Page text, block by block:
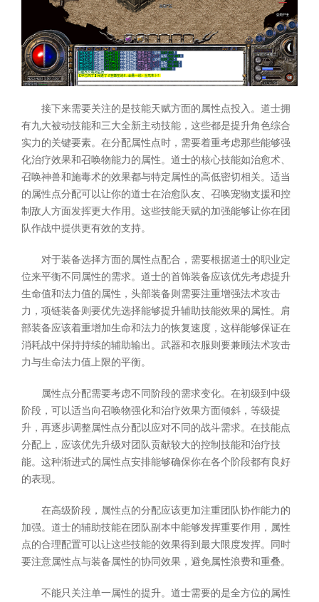
接下来需要关注的是技能天赋方面的属性点投入。道士拥
有九大被动技能和三大全新主动技能，这些都是提升角色综合
实力的关键要素。在分配属性点时，需要着重考虑那些能够强
化治疗效果和召唤物能力的属性。道士的核心技能如治愈术、
召唤神兽和施毒术的效果都与特定属性的高低密切相关。适当
的属性点分配可以让你的道士在治愈队友、召唤宠物支援和控
制敌人方面发挥更大作用。这些技能天赋的加强能够让你在团
队作战中提供更有效的支持。
对于装备选择方面的属性点配合，需要根据道士的职业定
位来平衡不同属性的需求。道士的首饰装备应该优先考虑提升
生命值和法力值的属性，头部装备则需要注重增强法术攻击
力，项链装备则要优先选择能够提升辅助技能效果的属性。肩
部装备应该着重增加生命和法力的恢复速度，这样能够保证在
消耗战中保持持续的辅助输出。武器和衣服则要兼顾法术攻击
力与生命法力值上限的平衡。
属性点分配需要考虑不同阶段的需求变化。在初级到中级
阶段，可以适当向召唤物强化和治疗效果方面倾斜，等级提
升，再逐步调整属性点分配以应对不同的战斗需求。在技能点
分配上，应该优先升级对团队贡献较大的控制技能和治疗技
能。这种渐进式的属性点安排能够确保你在各个阶段都有良好
的表现。
在高级阶段，属性点的分配应该更加注重团队协作能力的
加强。道士的辅助技能在团队副本中能够发挥重要作用，属性
点的合理配置可以让这些技能的效果得到最大限度发挥。同时
要注意属性点与装备属性的协同效果，避免属性浪费和重叠。
不能只关注单一属性的提升。道士需要的是全方位的属性